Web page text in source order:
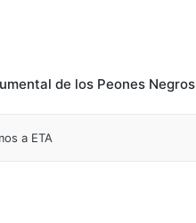
de los Peones Negros
a ETA